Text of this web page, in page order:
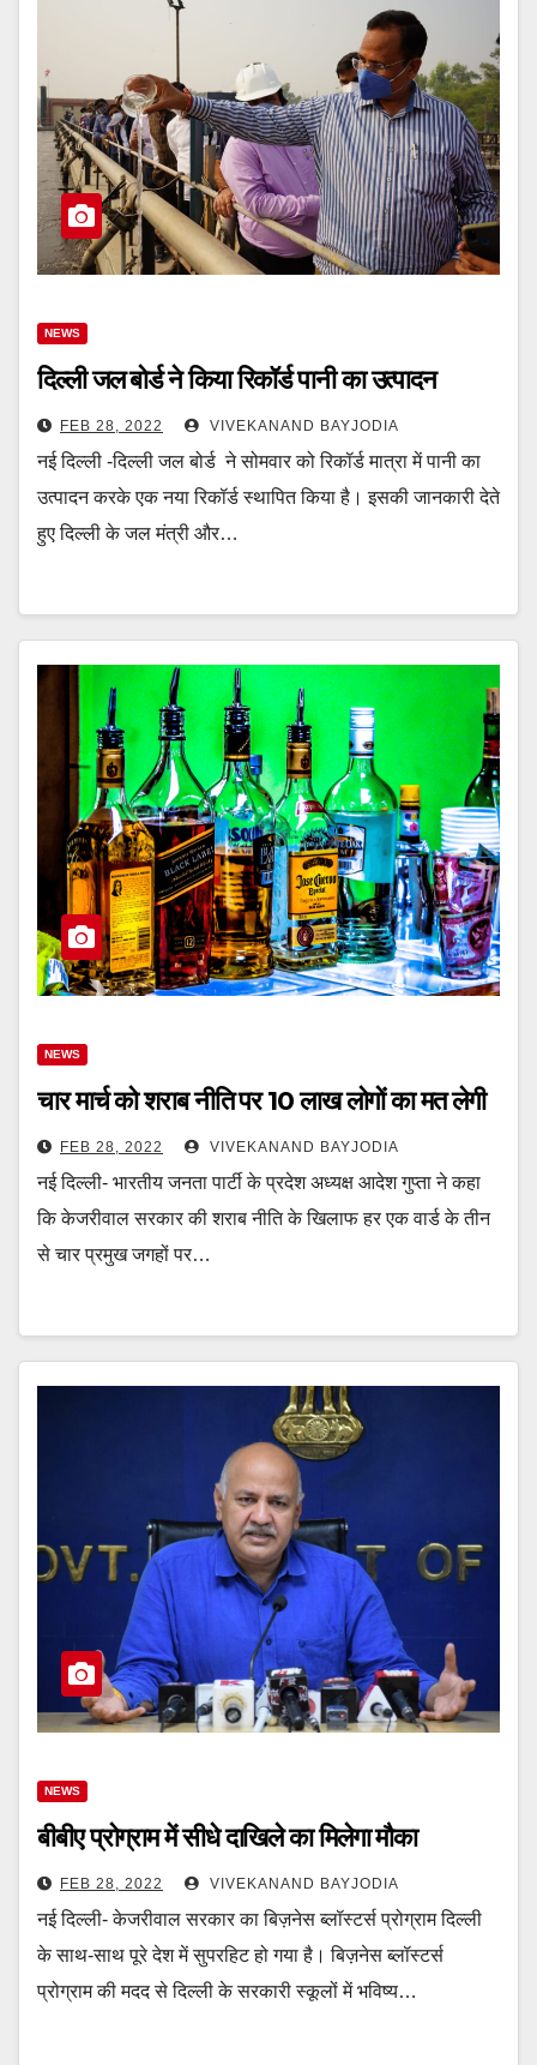
NEWS
दिल्ली जल बोर्ड ने किया रिकॉर्ड पानी का उत्पादन
FEB 28, 2022 VIVEKANAND BAYJODIA
नई दिल्ली -दिल्ली जल बोर्ड ने सोमवार को रिकॉर्ड मात्रा में पानी का
उत्पादन करके एक नया रिकॉर्ड स्थापित किया है। इसकी जानकारी देते
हुए दिल्ली के जल मंत्री और…
NEWS
चार मार्च को शराब नीति पर 10 लाख लोगों का मत लेगी
FEB 28, 2022 VIVEKANAND BAYJODIA
नई दिल्ली- भारतीय जनता पार्टी के प्रदेश अध्यक्ष आदेश गुप्ता ने कहा
कि केजरीवाल सरकार की शराब नीति के खिलाफ हर एक वार्ड के तीन
से चार प्रमुख जगहों पर…
NEWS
बीबीए प्रोग्राम में सीधे दाखिले का मिलेगा मौका
FEB 28, 2022 VIVEKANAND BAYJODIA
नई दिल्ली- केजरीवाल सरकार का बिज़नेस ब्लॉस्टर्स प्रोग्राम दिल्ली
के साथ-साथ पूरे देश में सुपरहिट हो गया है। बिज़नेस ब्लॉस्टर्स
प्रोग्राम की मदद से दिल्ली के सरकारी स्कूलों में भविष्य…